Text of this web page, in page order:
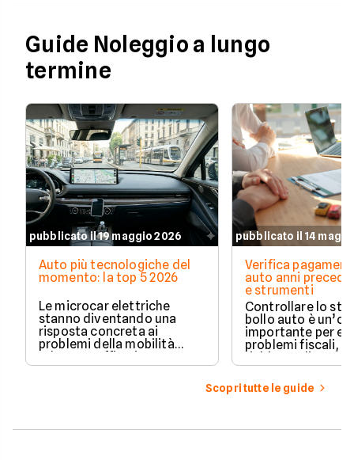
Guide Noleggio a lungo
termine
pubblicato il 19 maggio 2026
Auto più tecnologiche del
momento: la top 5 2026
Le microcar elettriche
stanno diventando una
risposta concreta ai
problemi della mobilità
urbana: traffico intenso,
parcheggi limitati e costi di
pubblicato il 14
Verifica
auto anni
e strumenti
Controllare lo
bollo auto è
importante per
problemi fiscali,
richieste di
inattese.
Scopri tutte le guide